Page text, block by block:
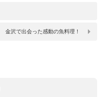
金沢で出会った感動の魚料理！